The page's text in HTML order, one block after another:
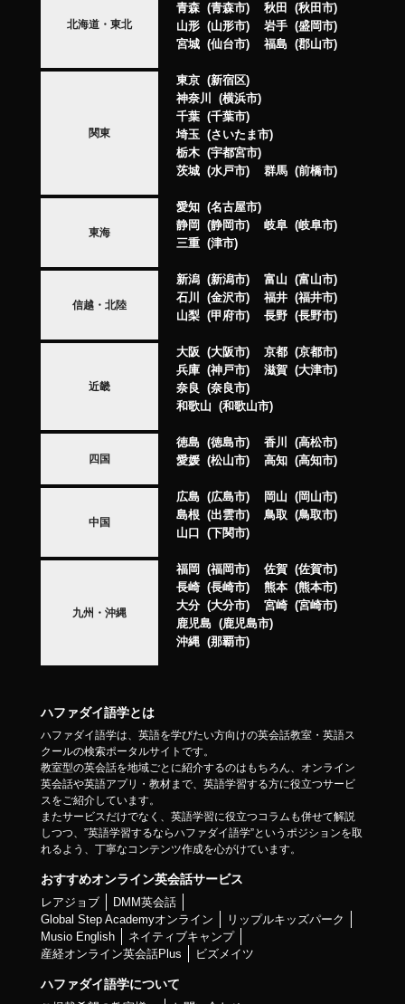
北海道・東北
青森
青森市 秋田
秋田市
山形
山形市 岩手
盛岡市
宮城
仙台市 福島 郡山市
関東
東京
新宿区
神奈川
横浜市
千葉
千葉市
埼玉
さいたま市
栃木
宇都宮市
茨城
水戸市 群馬 前橋市
東海
愛知
名古屋市
静岡
静岡市 岐阜
岐阜市
三重
津市
信越・北陸
新潟 新潟市 富山
富山市
石川
金沢市 福井
福井市
山梨
甲府市 長野 長野市
近畿
大阪 大阪市 京都
京都市
兵庫
神戸市 滋賀
大津市
奈良
奈良市
和歌山
和歌山市
四国
徳島 徳島市 香川
高松市
愛媛
松山市 高知 高知市
中国
広島 広島市 岡山
岡山市
島根
出雲市 鳥取
鳥取市
山口
下関市
九州・沖縄
福岡 福岡市 佐賀
佐賀市
長崎
長崎市 熊本
熊本市
大分
大分市 宮崎
宮崎市
鹿児島
鹿児島市
沖縄
那覇市
ハファダイ語学とは
ハファダイ語学は、英語を学びたい方向けの英会話教室・英語ス
クールの検索ポータルサイトです。
教室型の英会話を地域ごとに紹介するのはもちろん、オンライン
英会話や英語アプリ・教材まで、英語学習する方に役立つサービ
スをご紹介しています。
またサービスだけでなく、英語学習に役立つコラムも併せて解説
しつつ、”英語学習するならハファダイ語学”というポジションを取
れるよう、丁寧なコンテンツ作成を心がけています。
おすすめオンライン英会話サービス
レアジョブ
DMM英会話
Global Step Academyオンライン
リップルキッズパーク
Musio English
ネイティブキャンプ
産経オンライン英会話Plus
ビズメイツ
ハファダイ語学について